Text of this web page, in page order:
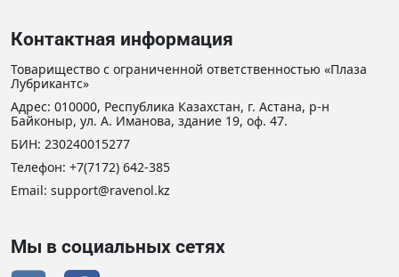
Контактная информация
Товарищество с ограниченной ответственностью «Плаза
Лубрикантс»
Адрес: 010000, Республика Казахстан, г. Астана, р-н
Байконыр, ул. А. Иманова, здание 19, оф. 47.
БИН: 230240015277
Телефон: +7(7172) 642-385
Email: support@ravenol.kz
Мы в социальных сетях